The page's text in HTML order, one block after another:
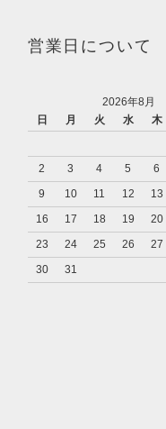
営業日について
2026年8月
日
月 火 水 木
2
3 4 5 6
9
10 11 12 13
16
17 18 19 20
23
24 25 26 27
30
31